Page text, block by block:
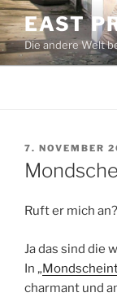
Zum
Inhalt
springen
EAST
Die andere Welt
AM
7. NOVEMBER
Ruft er mich
Ja das sind die
In „
charmant und